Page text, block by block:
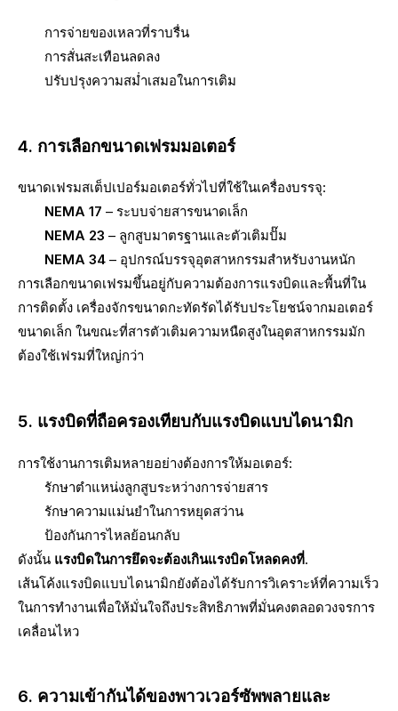
การจ่ายของเหลวที่ราบรื่น
การสั่นสะเทือนลดลง
ปรับปรุงความสม่ำเสมอในการเติม
4. การเลือกขนาดเฟรมมอเตอร์
ขนาดเฟรมสเต็ปเปอร์มอเตอร์ทั่วไปที่ใช้ในเครื่องบรรจุ:
NEMA 17 – ระบบจ่ายสารขนาดเล็ก
NEMA 23 – ลูกสูบมาตรฐานและตัวเติมปั๊ม
NEMA 34 – อุปกรณ์บรรจุอุตสาหกรรมสำหรับงานหนัก
การเลือกขนาดเฟรมขึ้นอยู่กับความต้องการแรงบิดและพื้นที่ใน
การติดตั้ง เครื่องจักรขนาดกะทัดรัดได้รับประโยชน์จากมอเตอร์
ขนาดเล็ก ในขณะที่สารตัวเติมความหนืดสูงในอุตสาหกรรมมัก
ต้องใช้เฟรมที่ใหญ่กว่า
5. แรงบิดที่ถือครองเทียบกับแรงบิดแบบไดนามิก
การใช้งานการเติมหลายอย่างต้องการให้มอเตอร์:
รักษาตำแหน่งลูกสูบระหว่างการจ่ายสาร
รักษาความแม่นยำในการหยุดสว่าน
ป้องกันการไหลย้อนกลับ
ดังนั้น แรงบิดในการยึดจะต้องเกินแรงบิดโหลดคงที่.
เส้นโค้งแรงบิดแบบไดนามิกยังต้องได้รับการวิเคราะห์ที่ความเร็ว
ในการทำงานเพื่อให้มั่นใจถึงประสิทธิภาพที่มั่นคงตลอดวงจรการ
เคลื่อนไหว
6. ความเข้ากันได้ของพาวเวอร์ซัพพลายและ